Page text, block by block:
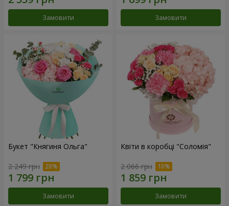
Замовити Замовити
Букет "Княгиня Ольга"
2 249 грн
Замовити
Квіти в коробці "Соломія"
2 066 грн
Замовити